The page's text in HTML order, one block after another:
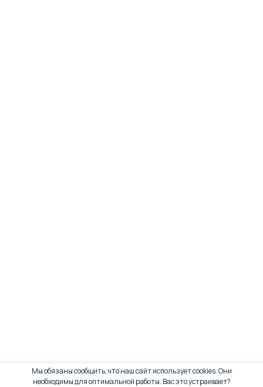
Мы обязаны сообщить, что наш сайт использует cookies. Они
необходимы для оптимальной работы. Вас это устраивает?